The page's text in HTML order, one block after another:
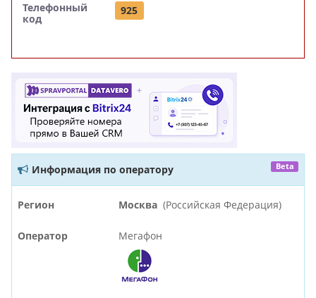
Телефонный
код
925
Информация по оператору Beta
Регион Москва (Российская Федерация)
Оператор Мегафон